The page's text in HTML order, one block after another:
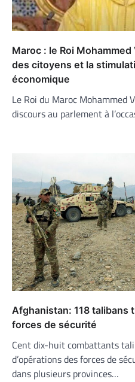
Maroc : le Roi
des citoyens et la
économique
Le Roi du Maroc Mohammed
discours au parlement à
Afghanistan: 118 talibans
forces de sécurité
Cent dix-huit combattants
d’opérations des forces de
dans plusieurs provinces…